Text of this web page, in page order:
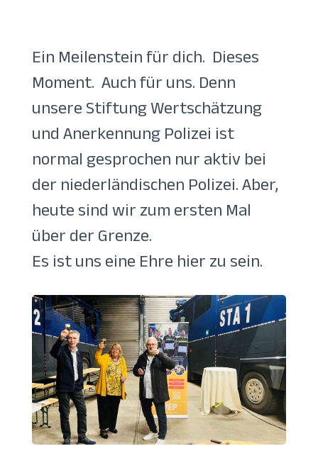
Ein Meilenstein für dich. Dieses
Moment. Auch für uns. Denn
unsere Stiftung Wertschätzung
und Anerkennung Polizei ist
normal gesprochen nur aktiv bei
der niederländischen Polizei. Aber,
heute sind wir zum ersten Mal
über der Grenze.
Es ist uns eine Ehre hier zu sein.